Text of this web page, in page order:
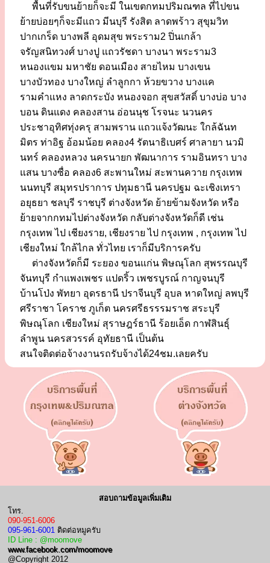
พื้นที่รับขนย้ายก็จะมี ในเขตกทมปริมณฑล ที่ไปขน
ย้ายบ่อยๆก็จะมีแถว มีนบุรี รังสิต ลาดพร้าว สุขุมวิท
ปากเกร็ด บางพลี อุดมสุข พระราม2 ปิ่นเกล้า
จรัญสนิทวงศ์ บางปู แถวรัชดา บางนา พระราม3
หนองแขม มหาชัย ดอนเมือง สายไหม บางเขน
บางบัวทอง บางใหญ่ ลำลูกกา ห้วยขวาง บางแค
รามคำแหง ลาดกระบัง หนองจอก สุขสวัสดิ์ บางบ่อ บาง
บอน ดินแดง คลองสาน อ่อนนุช โรจนะ นวนคร
ประชาอุทิศทุ่งครุ สามพราน แถวแจ้งวัฒนะ ใกล้ฉันท
มิตร ท่าอิฐ อ้อมน้อย คลอง4 รัตนาธิเบศร์ ศาลายา นวมิ
นทร์ คลองหลวง นครนายก พัฒนาการ รามอินทรา บาง
แสน บางซื่อ คลอง6 สะพานใหม่ สะพานควาย กรุงเทพ
นนทบุรี สมุทรปราการ ปทุมธานี นครปฐม ฉะเชิงเทรา
อยุธยา ชลบุรี ราชบุรี ต่างจังหวัด ย้ายข้ามจังหวัด หรือ
ย้ายจากกทมไปต่างจังหวัด กลับต่างจังหวัดก็ดี เช่น
กรุงเทพ ไป เชียงราย, เชียงราย ไป กรุงเทพ , กรุงเทพ ไป
เชียงใหม่ ใกล้ไกล ทั่วไทย เราก็มีบริการครับ
ต่างจังหวัดก็มี ระยอง ขอนแก่น พิษณุโลก สุพรรณบุรี
จันทบุรี กำแพงเพชร แปดริ้ว เพชรบูรณ์ กาญจนบุรี
บ้านโป่ง พัทยา อุดรธานี ปราจีนบุรี อุบล หาดใหญ่ ลพบุรี
ศรีราชา โคราช ภูเก็ต นครศรีธรรรมราช สระบุรี
พิษณุโลก เชียงใหม่ สุราษฎร์ธานี ร้อยเอ็ด กาฬสินธุ์
ลำพูน นครสวรรค์ อุทัยธานี เป็นต้น
สนใจติดต่อจ้างงานรถรับจ้างได้24ชม.เลยครับ
สอบถามข้อมูลเพิ่มเติม
โทร.
090-951-6006
095-961-6001 ติดต่อหมูครับ
ID Line : @moomove
www.facebook.com/moomove
@Copyright 2012